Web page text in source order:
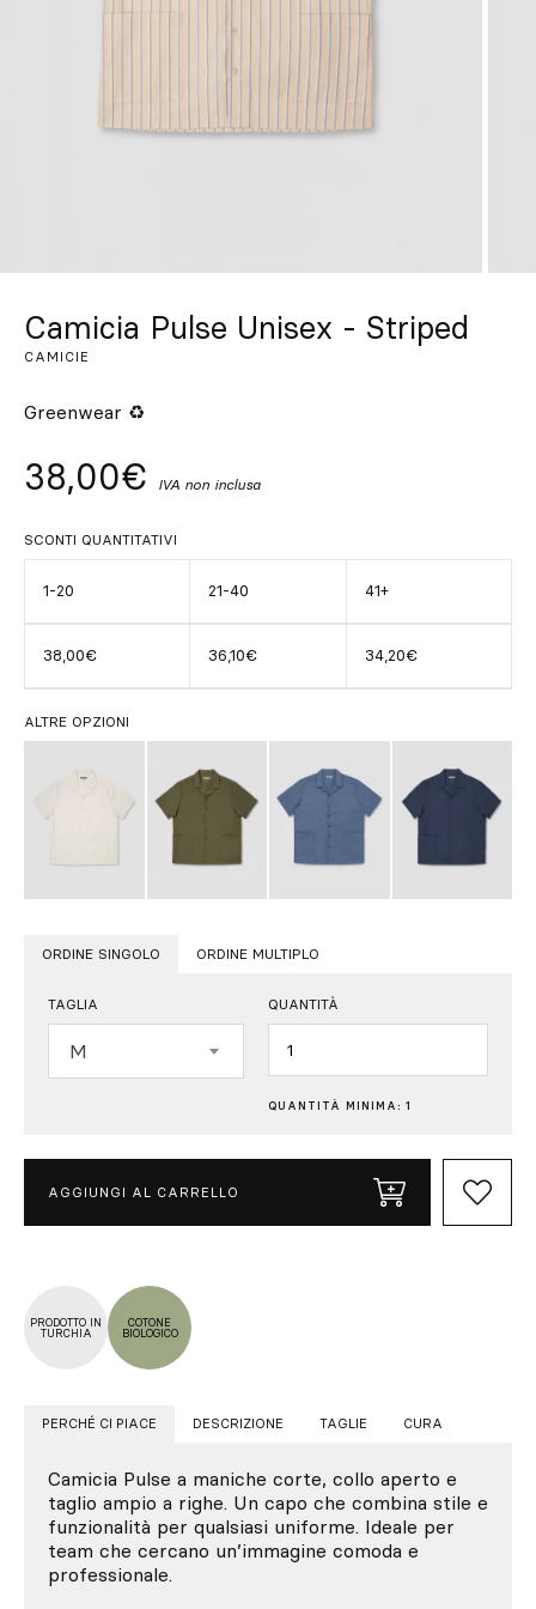
Camicia Pulse Unisex - Striped
CAMICIE
Greenwear ♻
38,00€ IVA non inclusa
SCONTI QUANTITATIVI
1-20 21-40 41+
38,00€ 36,10€ 34,20€
ALTRE OPZIONI
ORDINE SINGOLO ORDINE MULTIPLO
TAGLIA
M
QUANTITÀ
QUANTITÀ MINIMA: 1
AGGIUNGI AL CARRELLO
PRODOTTO IN
TURCHIA
COTONE
BIOLOGICO
PERCHÉ CI PIACE DESCRIZIONE TAGLIE CURA
Camicia Pulse a maniche corte, collo aperto e
taglio ampio a righe. Un capo che combina stile e
funzionalità per qualsiasi uniforme. Ideale per
team che cercano un’immagine comoda e
professionale.